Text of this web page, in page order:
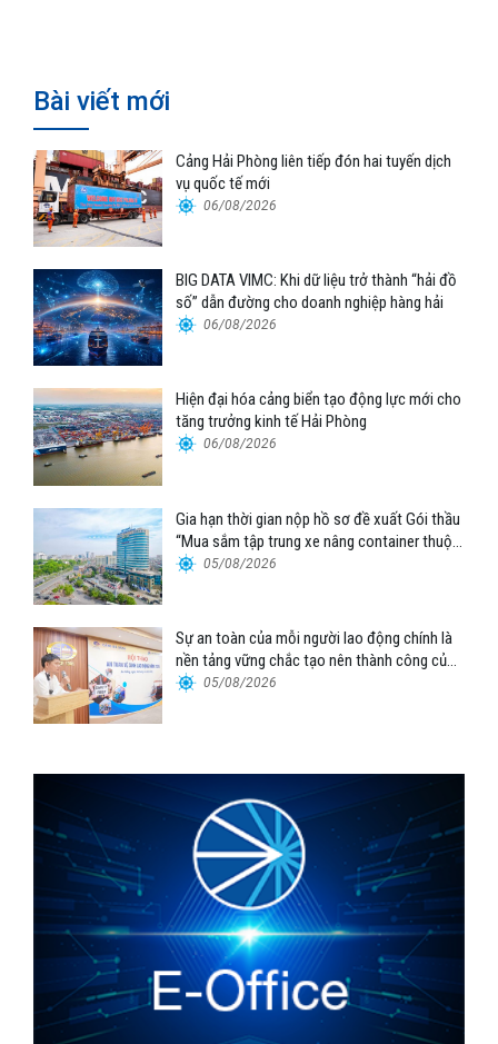
Bài viết mới
Cảng Hải Phòng liên tiếp đón hai tuyến dịch
vụ quốc tế mới
06/08/2026
BIG DATA VIMC: Khi dữ liệu trở thành “hải đồ
số” dẫn đường cho doanh nghiệp hàng hải
06/08/2026
Hiện đại hóa cảng biển tạo động lực mới cho
tăng trưởng kinh tế Hải Phòng
06/08/2026
Gia hạn thời gian nộp hồ sơ đề xuất Gói thầu
“Mua sắm tập trung xe nâng container thuộc
Tổng công ty Hàng hải Việt Nam – CTCP”
05/08/2026
Sự an toàn của mỗi người lao động chính là
nền tảng vững chắc tạo nên thành công của
Cảng Đà Nẵng
05/08/2026